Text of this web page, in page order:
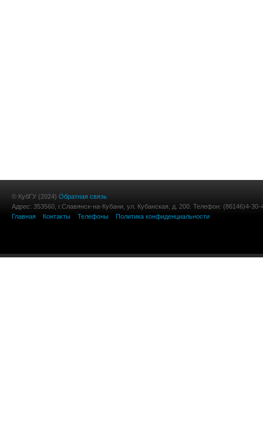
© КубГУ (2024) Обратная связь
Адрес: 353560, г.Славянск-на-Кубани, ул. Кубанская, д. 200. Телефон: (86146)4-30-
Главная
Контакты Телефоны Политика конфиденциальности